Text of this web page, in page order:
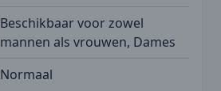
Beschikbaar voor zowel
mannen als vrouwen, Dames
Normaal